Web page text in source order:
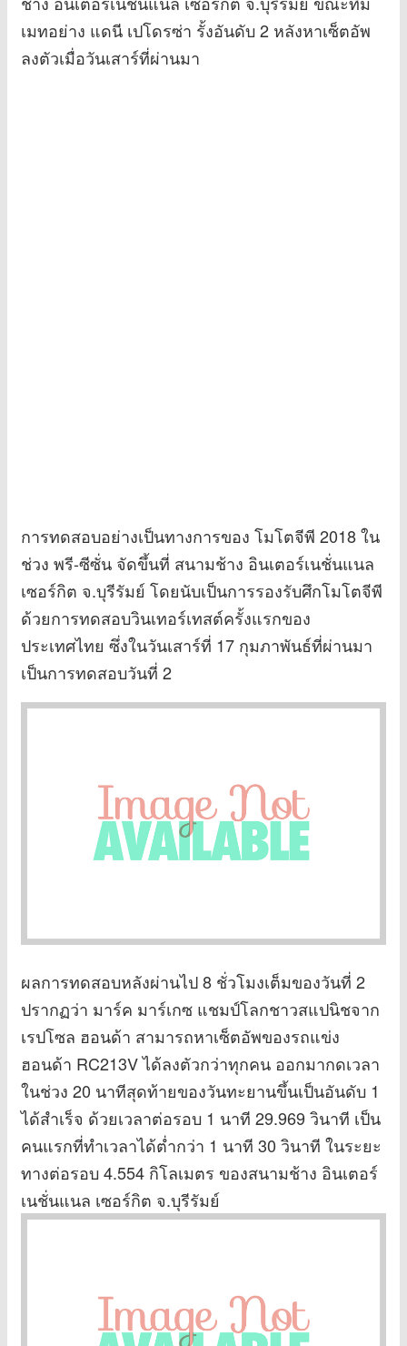
เมทอย่าง แดนี เปโดรซ่า รั้งอันดับ 2 หลังหาเซ็ตอัพ
ลงตัวเมื่อวันเสาร์ที่ผ่านมา
การทดสอบอย่างเป็นทางการของ โมโตจีพี 2018 ใน
ช่วง พรี-ซีซั่น จัดขึ้นที่ สนามช้าง อินเตอร์เนชั่นแนล
เซอร์กิต จ.บุรีรัมย์ โดยนับเป็นการรองรับศึกโมโตจีพี
ด้วยการทดสอบวินเทอร์เทสต์ครั้งแรกของ
ประเทศไทย ซึ่งในวันเสาร์ที่ 17 กุมภาพันธ์ที่ผ่านมา
เป็นการทดสอบวันที่ 2
ผลการทดสอบหลังผ่านไป 8 ชั่วโมงเต็มของวันที่ 2
ปรากฏว่า มาร์ค มาร์เกซ แชมป์โลกชาวสแปนิชจาก
เรปโซล ฮอนด้า สามารถหาเซ็ตอัพของรถแข่ง
ฮอนด้า RC213V ได้ลงตัวกว่าทุกคน ออกมากดเวลา
ในช่วง 20 นาทีสุดท้ายของวันทะยานขึ้นเป็นอันดับ 1
ได้สำเร็จ ด้วยเวลาต่อรอบ 1 นาที 29.969 วินาที เป็น
คนแรกที่ทำเวลาได้ต่ำกว่า 1 นาที 30 วินาที ในระยะ
ทางต่อรอบ 4.554 กิโลเมตร ของสนามช้าง อินเตอร์
เนชั่นแนล เซอร์กิต จ.บุรีรัมย์